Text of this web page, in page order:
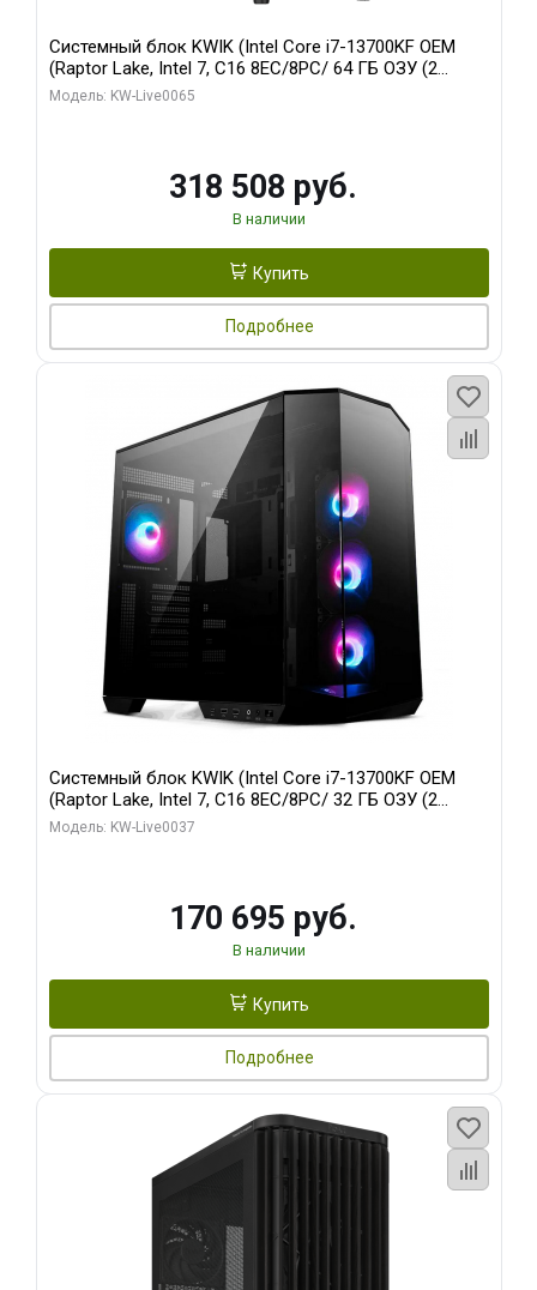
Системный блок KWIK (Intel Core i7-13700KF OEM
(Raptor Lake, Intel 7, C16 8EC/8PC/ 64 ГБ ОЗУ (2
модуля)/ ASUS RTX5080 PROART OC 16GB GDDR7
Модель: KW-Live0065
318 508 руб.
В наличии
Купить
Подробнее
Системный блок KWIK (Intel Core i7-13700KF OEM
(Raptor Lake, Intel 7, C16 8EC/8PC/ 32 ГБ ОЗУ (2
модуля)/ Gigabyte RTX5070 AERO OC 12GB GDDR7
Модель: KW-Live0037
170 695 руб.
В наличии
Купить
Подробнее